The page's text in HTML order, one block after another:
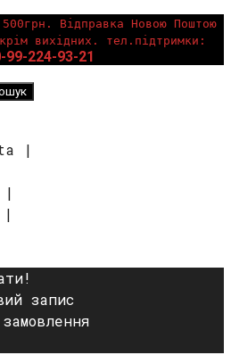
Відправка Новою Поштою
вихідних. тел.підтримки:
99-224-93-21
|
|
|
запис